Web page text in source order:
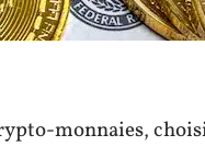
monnaies,